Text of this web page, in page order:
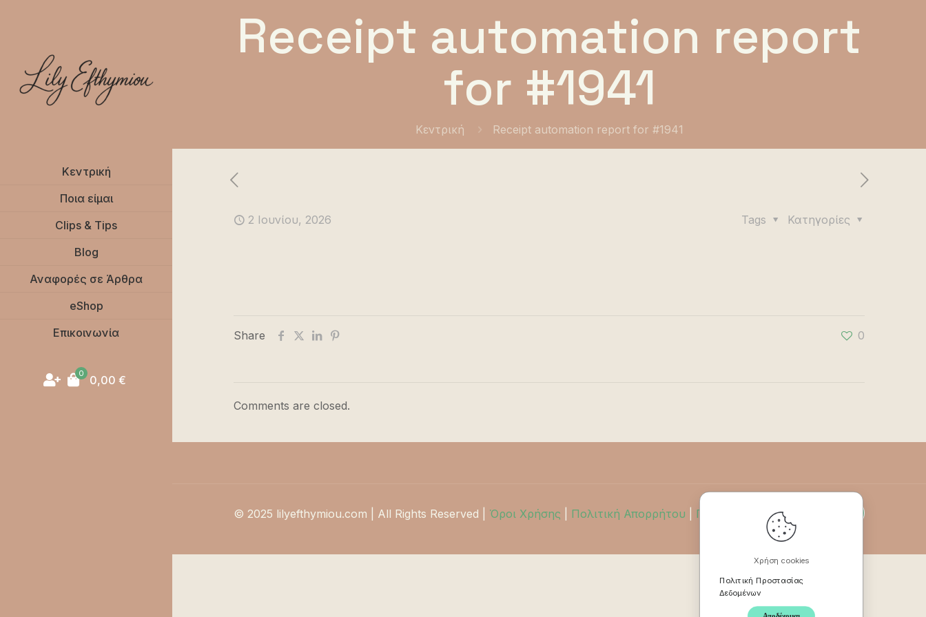
Κεντρική
Ποια είμαι
Clips & Tips
Blog
Αναφορές σε Άρθρα
eShop
Επικοινωνία
0 0,00 €
Receipt automation report
for #1941
Κεντρική Receipt automation report for #1941
2 Ιουνίου, 2026 Κατηγορίες
Tags
Share 0
Comments are closed.
© 2025 lilyefthymiou.com | All Rights Reserved | Όροι Χρήσης Πολιτική Απορρήτου Πολιτική Επιστροφών
Χρήση cookies
Πολιτική Προστασίας
Δεδομένων
Αποδέχομαι